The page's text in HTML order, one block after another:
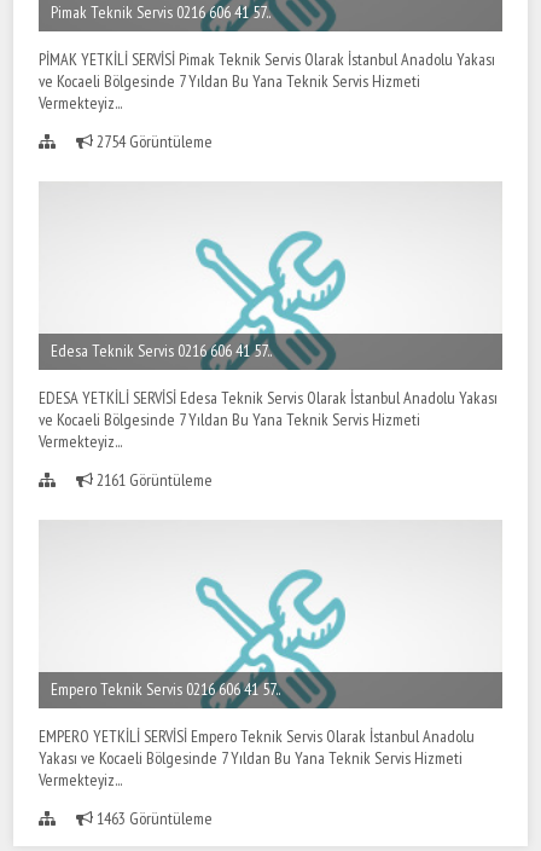
Pimak Teknik Servis 0216 606 41 57..
PİMAK YETKİLİ SERVİSİ Pimak Teknik Servis Olarak İstanbul Anadolu Yakası
ve Kocaeli Bölgesinde 7 Yıldan Bu Yana Teknik Servis Hizmeti
Vermekteyiz...
2754 Görüntüleme
Edesa Teknik Servis 0216 606 41 57..
EDESA YETKİLİ SERVİSİ Edesa Teknik Servis Olarak İstanbul Anadolu Yakası
ve Kocaeli Bölgesinde 7 Yıldan Bu Yana Teknik Servis Hizmeti
Vermekteyiz...
2161 Görüntüleme
Empero Teknik Servis 0216 606 41 57..
EMPERO YETKİLİ SERVİSİ Empero Teknik Servis Olarak İstanbul Anadolu
Yakası ve Kocaeli Bölgesinde 7 Yıldan Bu Yana Teknik Servis Hizmeti
Vermekteyiz...
1463 Görüntüleme